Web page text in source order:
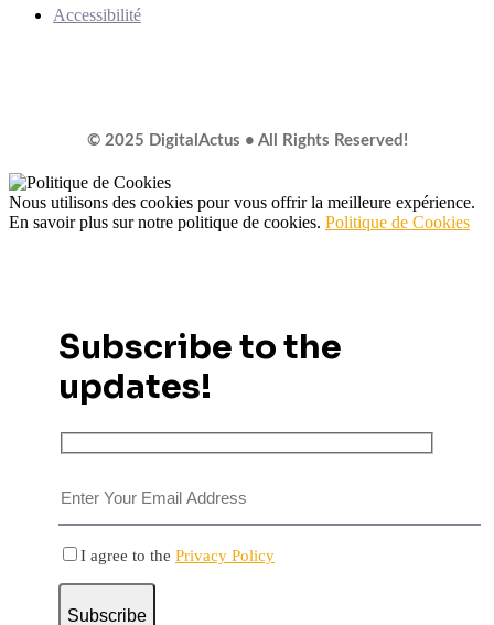
Accessibilité
© 2025 DigitalActus • All Rights Reserved!
Nous utilisons des cookies pour vous offrir la meilleure expérience.
En savoir plus sur notre politique de cookies. Politique de Cookies
Subscribe to the
updates!
I agree to the Privacy Policy
Subscribe